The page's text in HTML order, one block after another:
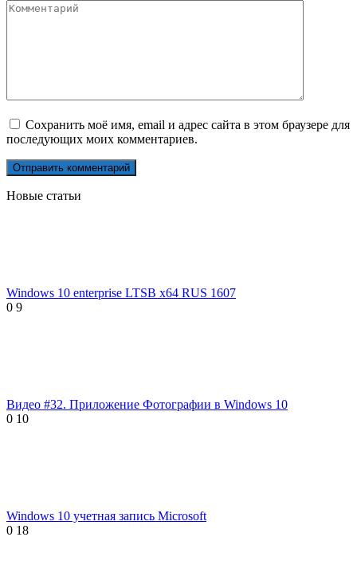
Сохранить моё имя, email и адрес сайта в этом браузере для
последующих моих комментариев.
Новые статьи
Windows 10 enterprise LTSB x64 RUS 1607
0 9
Видео #32. Приложение Фотографии в Windows 10
0 10
Windows 10 учетная запись Microsoft
0 18